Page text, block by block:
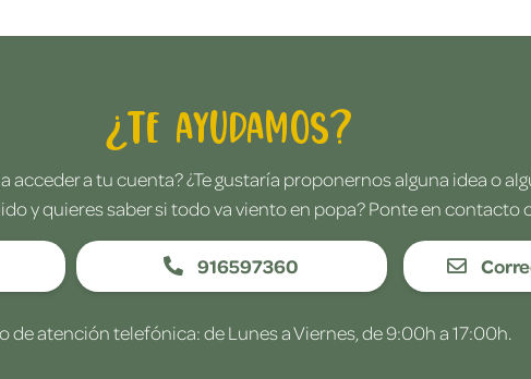
¿Te ayudamos?
acceder a tu cuenta? ¿Te gustaría proponernos alguna idea o
y quieres saber si todo va viento en popa? Ponte en contacto
916597360
de atención telefónica: de Lunes a Viernes, de 9:00h a 17:00h.